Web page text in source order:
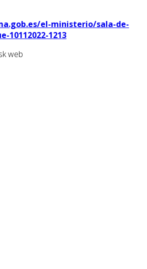
el-ministerio/sala-de-
10112022-1213